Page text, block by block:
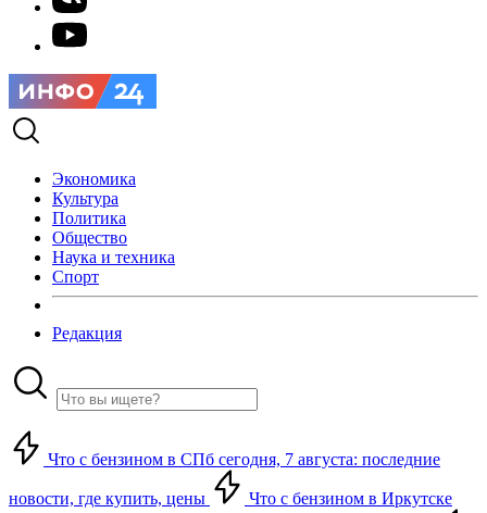
Экономика
Культура
Политика
Общество
Наука и техника
Спорт
Редакция
Что с бензином в СПб сегодня, 7 августа: последние
новости, где купить, цены Что с бензином в Иркутске